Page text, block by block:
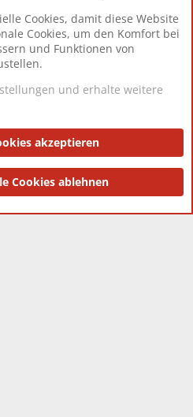
12.425
Toddster85
Impressum
® © 2010-2025 XenForo Ltd.
Cookies, damit diese Website
Cookies, um den Komfort bei
und Funktionen von
und erhalte weitere
akzeptieren
Cookies ablehnen